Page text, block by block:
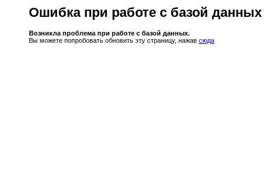
Ошибка при работе с базой данных
Возникла проблема при работе с базой данных.
Вы можете попробовать обновить эту страницу, нажав сюда